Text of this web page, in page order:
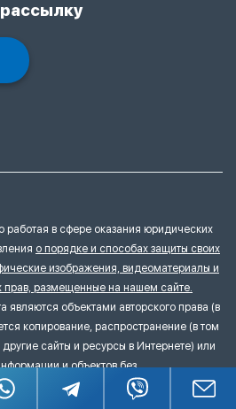
работая в сфере оказания юридических
о порядке и способах защиты своих
изображения, видеоматериалы и
прав, размещенные на нашем сайте.
являются объектами авторского права (в
копирование, распространение (в том
сайты и ресурсы в Интернете) или
и объектов без